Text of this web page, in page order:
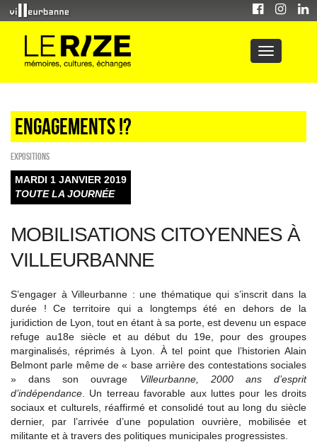
Engagements !?
EXPOSITIONS
MARDI 1 JANVIER 2019
TOUTE LA JOURNÉE
MOBILISATIONS CITOYENNES À
VILLEURBANNE
S’engager à Villeurbanne : une thématique qui s’inscrit dans la
durée ! Ce territoire qui a longtemps été en dehors de la
juridiction de Lyon, tout en étant à sa porte, est devenu un espace
refuge au18e siècle et au début du 19e, pour des groupes
marginalisés, réprimés à Lyon. À tel point que l’historien Alain
Belmont parle même de « base arrière des contestations sociales
» dans son ouvrage Villeurbanne, 2000 ans d’esprit
d’indépendance . Un terreau favorable aux luttes pour les droits
sociaux et culturels, réaffirmé et consolidé tout au long du siècle
dernier, par l’arrivée d’une population ouvrière, mobilisée et
militante et à travers des politiques municipales progressistes.